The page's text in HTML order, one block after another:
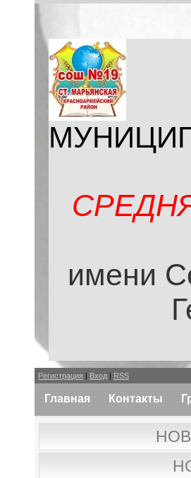
имени
Регистрация | Вход | RSS
Главная Контакты